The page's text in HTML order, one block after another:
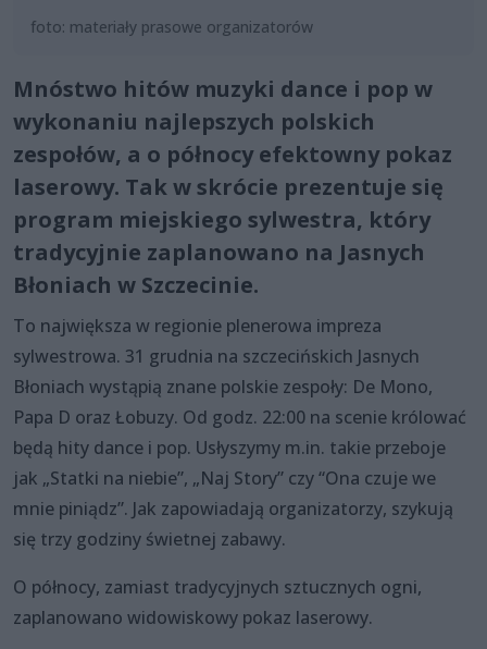
foto: materiały prasowe organizatorów
Mnóstwo hitów muzyki dance i pop w
wykonaniu najlepszych polskich
zespołów, a o północy efektowny pokaz
laserowy. Tak w skrócie prezentuje się
program miejskiego sylwestra, który
tradycyjnie zaplanowano na Jasnych
Błoniach w Szczecinie.
To największa w regionie plenerowa impreza
sylwestrowa. 31 grudnia na szczecińskich Jasnych
Błoniach wystąpią znane polskie zespoły: De Mono,
Papa D oraz Łobuzy. Od godz. 22:00 na scenie królować
będą hity dance i pop. Usłyszymy m.in. takie przeboje
jak „Statki na niebie”, „Naj Story” czy “Ona czuje we
mnie piniądz”. Jak zapowiadają organizatorzy, szykują
się trzy godziny świetnej zabawy.
O północy, zamiast tradycyjnych sztucznych ogni,
zaplanowano widowiskowy pokaz laserowy.